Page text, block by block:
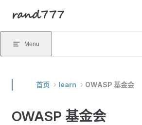
Skip to content
rand777
Menu
首页 learn OWASP 基金会
OWASP 基金会